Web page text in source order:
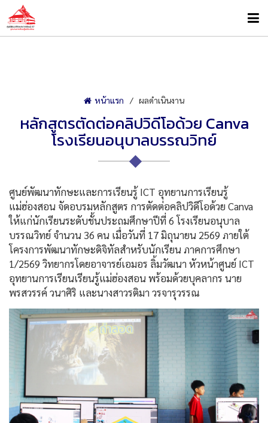
หน้าแรก ผลดำเนินงาน
หลักสูตรตัดต่อคลิปวิดีโอด้วย Canva
โรงเรียนอนุบาลบรรณวิทย์
ศูนย์พัฒนาทักษะและการเรียนรู้ ICT อุทยานการเรียนรู้
แม่ฮ่องสอน จัดอบรมหลักสูตร การตัดต่อคลิปวิดีโอด้วย Canva
ให้แก่นักเรียนระดับชั้นประถมศึกษาปีที่ 6 โรงเรียนอนุบาล
บรรณวิทย์ จำนวน 36 คน เมื่อวันที่ 17 มิถุนายน 2569 ภายใต้
โครงการพัฒนาทักษะดิจิทัลสำหรับนักเรียน ภาคการศึกษา
1/2569 วิทยากรโดยอาจารย์เอมอร ลิ้มวัฒนา หัวหน้าศูนย์ ICT
อุทยานการเรียนเรียนรู้แม่ฮ่องสอน พร้อมด้วยบุคลากร นาย
พรสวรรค์ วนาศิริ และนางสาวรติมา วรจารุวรรณ